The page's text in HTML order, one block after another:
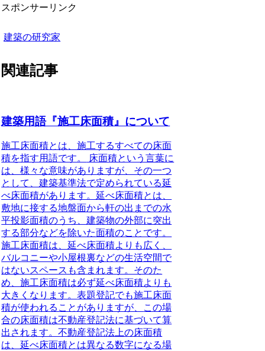
スポンサーリンク
建築の研究家
関連記事
建築用語『施工床面積』について
施工床面積とは、施工するすべての床面
積を指す用語です。
床面積という言葉に
は、様々な意味がありますが、その一つ
として、建築基準法で定められている延
べ床面積があります。延べ床面積とは、
敷地に接する地盤面から軒の出までの水
平投影面積のうち、建築物の外部に突出
する部分などを除いた面積のことです。
施工床面積は、延べ床面積よりも広く、
バルコニーや小屋根裏などの生活空間で
はないスペースも含まれます。そのた
め、施工床面積は必ず延べ床面積よりも
大きくなります。表題登記でも施工床面
積が使われることがありますが、
この場
合の床面積は不動産登記法に基づいて算
出されます。不動産登記法上の床面積
は、延べ床面積とは異なる数字になる場